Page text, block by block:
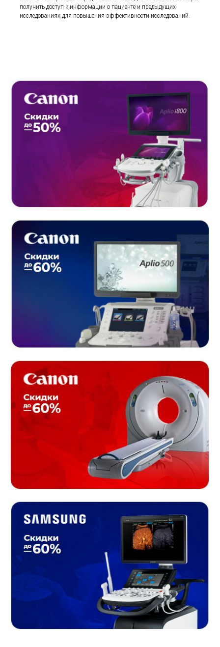
получить доступ к информации о пациенте и предыдущих
исследованиях для повышения эффективности исследований.